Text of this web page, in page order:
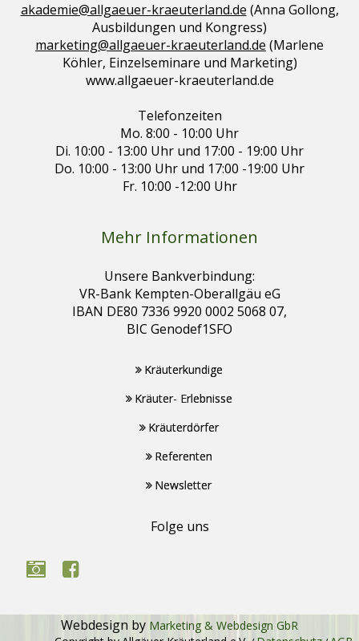
akademie@allgaeuer-kraeuterland.de (Anna Gollong,
Ausbildungen und Kongress)
marketing@allgaeuer-kraeuterland.de (Marlene
Köhler, Einzelseminare und Marketing)
www.allgaeuer-kraeuterland.de
Telefonzeiten
Mo. 8:00 - 10:00 Uhr
Di. 10:00 - 13:00 Uhr und 17:00 - 19:00 Uhr
Do. 10:00 - 13:00 Uhr und 17:00 -19:00 Uhr
Fr. 10:00 -12:00 Uhr
Mehr Informationen
Unsere Bankverbindung:
VR-Bank Kempten-Oberallgäu eG
IBAN DE80 7336 9920 0002 5068 07,
BIC Genodef1SFO
Kräuterkundige
Kräuter- Erlebnisse
Kräuterdörfer
Referenten
Newsletter
Folge uns
Webdesign by Marketing & Webdesign GbR